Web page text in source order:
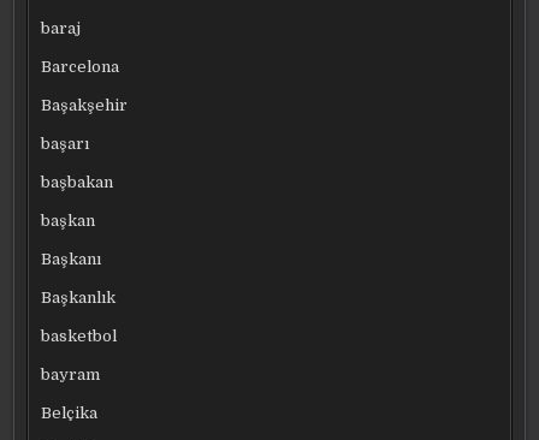
baraj
Barcelona
Başakşehir
başarı
başbakan
başkan
Başkanı
Başkanlık
basketbol
bayram
Belçika